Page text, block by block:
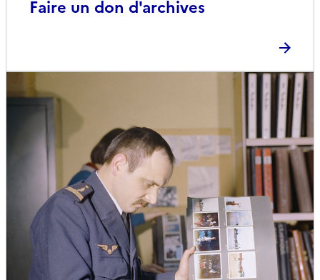
Faire un don d'archives